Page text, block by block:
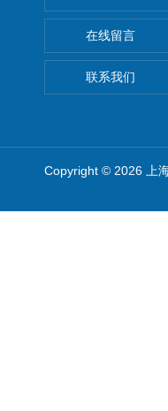
在线留言
联系我们
Copyright © 2026 上